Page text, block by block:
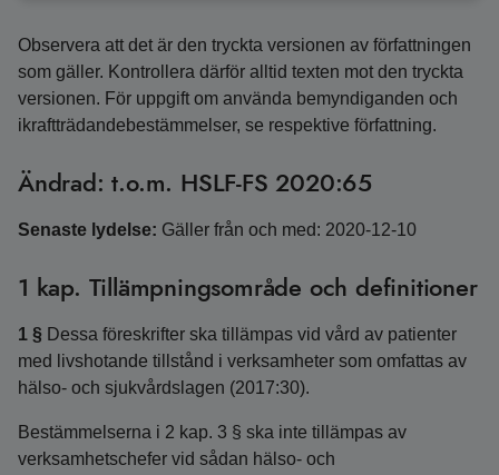
Observera att det är den tryckta versionen av författningen
som gäller. Kontrollera därför alltid texten mot den tryckta
versionen. För uppgift om använda bemyndiganden och
ikraftträdandebestämmelser, se respektive författning.
Ändrad: t.o.m. HSLF-FS 2020:65
Senaste lydelse: Gäller från och med: 2020-12-10
1 kap. Tillämpningsområde och definitioner
1 § Dessa föreskrifter ska tillämpas vid vård av patienter
med livshotande tillstånd i verksamheter som omfattas av
hälso- och sjukvårdslagen (2017:30).
Bestämmelserna i 2 kap. 3 § ska inte tillämpas av
verksamhetschefer vid sådan hälso- och